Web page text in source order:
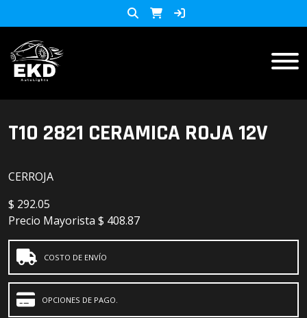
accesorios para celulares
Audio
Lista de Precios
T10 2821 CERAMICA ROJA 12V
CERROJA
$ 292.05
Precio Mayorista $ 408.87
COSTO DE ENVÍO
OPCIONES DE PAGO.